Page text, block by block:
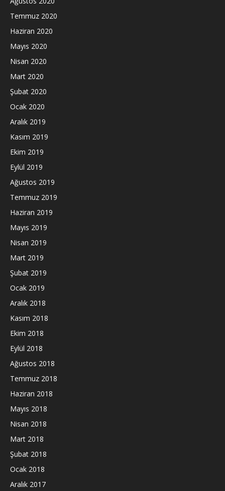
Temmuz 2020
Haziran 2020
Mayıs 2020
Nisan 2020
Mart 2020
Şubat 2020
Ocak 2020
Aralık 2019
Kasım 2019
Ekim 2019
Eylül 2019
Ağustos 2019
Temmuz 2019
Haziran 2019
Mayıs 2019
Nisan 2019
Mart 2019
Şubat 2019
Ocak 2019
Aralık 2018
Kasım 2018
Ekim 2018
Eylül 2018
Ağustos 2018
Temmuz 2018
Haziran 2018
Mayıs 2018
Nisan 2018
Mart 2018
Şubat 2018
Ocak 2018
Aralık 2017